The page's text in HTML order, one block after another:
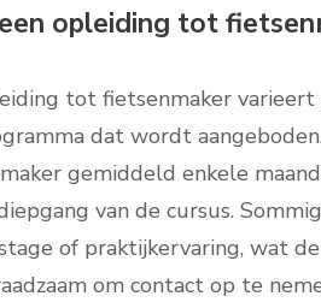
opleiding tot
tot fietsenmaker
dat wordt
gemiddeld enkele
van de cursus.
of praktijkervaring, wat
om contact op te